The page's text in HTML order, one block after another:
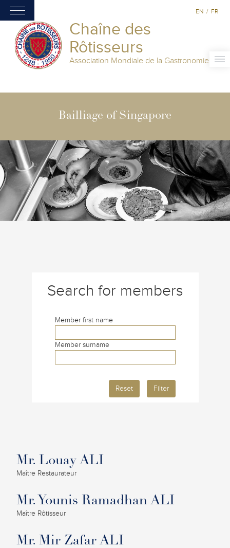
Chaîne des
Rôtisseurs
Association Mondiale de la Gastronomie
EN / FR
Bailliage of Singapore
Search for members
Member first name
Member surname
Reset Filter
Mr. Louay ALI
Maître Restaurateur
Mr. Younis Ramadhan ALI
Maître Rôtisseur
Mr. Mir Zafar ALI